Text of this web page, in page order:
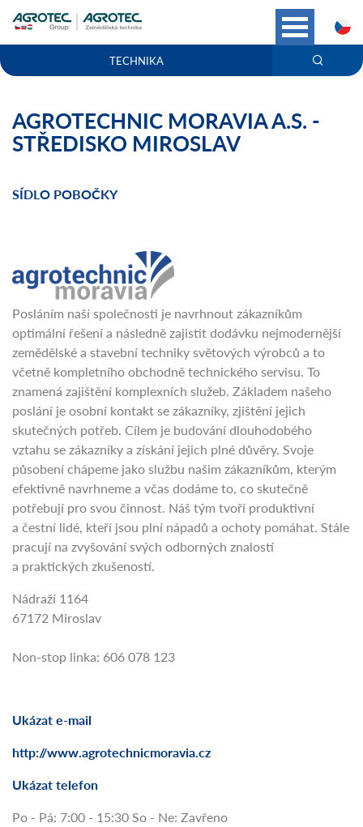
TECHNIKA
AGROTECHNIC MORAVIA A.S. -
STŘEDISKO MIROSLAV
SÍDLO POBOČKY
Posláním naší společnosti je navrhnout zákazníkům
optimální řešení a následně zajistit dodávku nejmodernější
zemědělské a stavební techniky světových výrobců a to
včetně kompletního obchodně technického servisu. To
znamená zajištění komplexních služeb. Základem našeho
poslání je osobní kontakt se zákazníky, zjištění jejich
skutečných potřeb. Cílem je budování dlouhodobého
vztahu se zákazníky a získání jejich plné důvěry. Svoje
působení chápeme jako službu našim zákazníkům, kterým
efektivně navrhneme a včas dodáme to, co skutečně
potřebují pro svou činnost. Náš tým tvoří produktivní
a čestní lidé, kteří jsou plní nápadů a ochoty pomáhat. Stále
pracují na zvyšování svých odborných znalostí
a praktických zkušeností.
Nádraží 1164
67172 Miroslav
Non-stop linka: 606 078 123
Ukázat e-mail
http://www.agrotechnicmoravia.cz
Ukázat telefon
Po - Pá: 7:00 - 15:30 So - Ne: Zavřeno